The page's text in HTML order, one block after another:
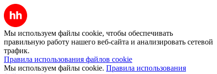
Мы используем файлы cookie, чтобы обеспечивать
правильную работу нашего веб-сайта и анализировать сетевой
трафик.
Правила использования файлов cookie
Мы используем файлы cookie. Правила использования